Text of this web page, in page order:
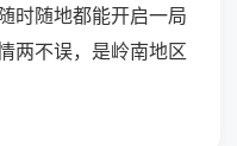
时随地都能开启一局
两不误，是岭南地区